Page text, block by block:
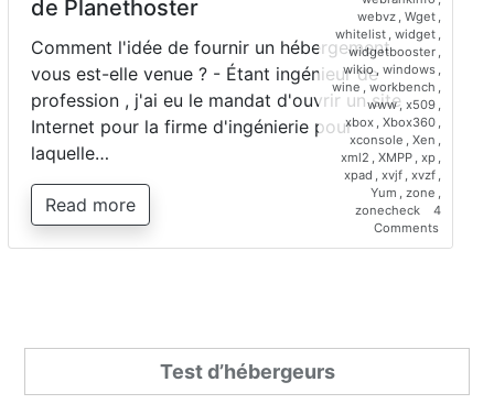
de Planethoster
Comment l'idée de fournir un hébergement
vous est-elle venue ? - Étant ingénieur de
profession , j'ai eu le mandat d'ouvrir un site
Internet pour la firme d'ingénierie pour
laquelle…
Read more
webvz , Wget ,
whitelist , widget ,
widgetbooster ,
wikio, windows ,
wine , workbench ,
www, x509 ,
xbox , Xbox360 ,
xconsole , Xen ,
xml2 , XMPP , xp ,
xpad , xvjf , xvzf ,
Yum , zone ,
zonecheck
4
Commentson
Interview
Test d’hébergeurs